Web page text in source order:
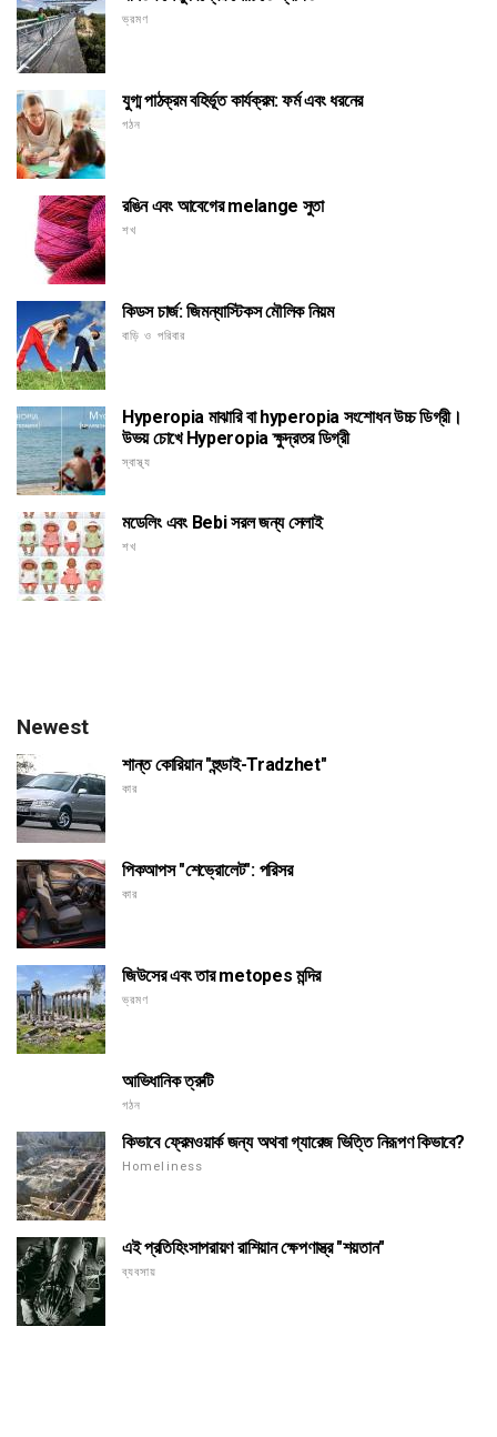
ভ্রমণ
যুগ্ম পাঠক্রম বহির্ভূত কার্যক্রম: ফর্ম এবং ধরনের
গঠন
রঙিন এবং আবেগের melange সুতা
শখ
কিডস চার্জ: জিমন্যাস্টিকস মৌলিক নিয়ম
বাড়ি ও পরিবার
Hyperopia মাঝারি বা hyperopia সংশোধন উচ্চ ডিগ্রী।
উভয় চোখে Hyperopia ক্ষুদ্রতর ডিগ্রী
স্বাস্থ্য
মডেলিং এবং Bebi সরল জন্য সেলাই
শখ
Newest
শান্ত কোরিয়ান "হুন্ডাই-Tradzhet"
কার
পিকআপস "শেভ্রোলেট": পরিসর
কার
জিউসের এবং তার metopes মন্দির
ভ্রমণ
আভিধানিক ত্রুটি
গঠন
কিভাবে ফ্রেমওয়ার্ক জন্য অথবা গ্যারেজ ভিত্তি নিরূপণ কিভাবে?
Homeliness
এই প্রতিহিংসাপরায়ণ রাশিয়ান ক্ষেপণাস্ত্র "শয়তান"
ব্যবসায়